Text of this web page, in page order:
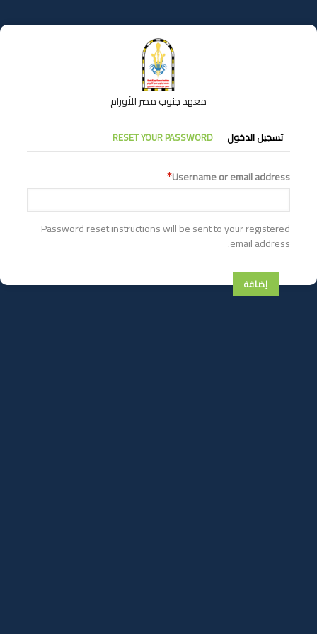
إلى
المحتوى
معهد جنوب مصر للأورام
التبويبات
الأساسية
تسجيل الدخول RESET YOUR PASSWORD
Username or email address
Password reset instructions will be sent to your registered
email address.